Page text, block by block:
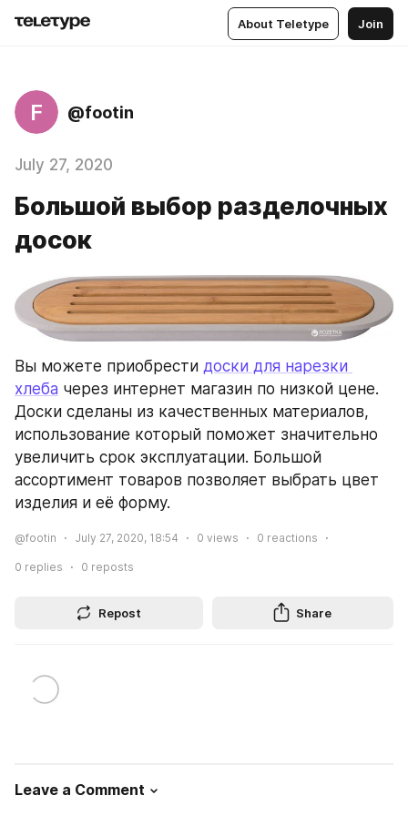
About Teletype Join
F @footin
July 27, 2020
Большой выбор разделочных
досок
Вы можете приобрести доски для нарезки
хлеба через интернет магазин по низкой цене.
Доски сделаны из качественных материалов,
использование который поможет значительно
увеличить срок эксплуатации. Большой
ассортимент товаров позволяет выбрать цвет
изделия и её форму.
@footin July 27, 2020, 18:54 0 views 0 reactions
0 replies 0 reposts
Repost Share
Leave a Comment